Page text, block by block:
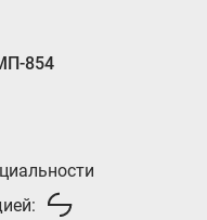
854